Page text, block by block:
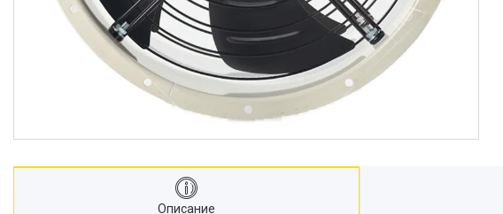
Описание